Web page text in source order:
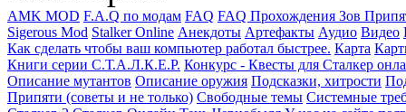
AMK MOD F.A.Q по модам FAQ FAQ Прохождения Зов
Sigerous Mod Stalker Online Анекдоты Артефакты Аудио Видео
Как сделать чтобы ваш компьютер работал быстрее. Карта
Книги серии С.Т.А.Л.К.Е.Р. Конкурс - Квесты для Сталкер
Описание мутантов Описание оружия Подсказки, хитрости
Припяти (советы и не только) Свободные темы Системные